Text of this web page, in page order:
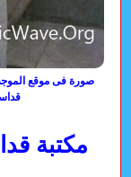
صورة فى موقع
مكتبة